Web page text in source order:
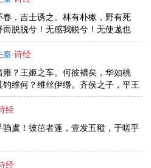
，吉士诱之。林有朴樕，野有死
脱脱兮！无感我帨兮！无使尨也
秦·诗经
？王姬之车。何彼襛矣，华如桃
维何？维丝伊缗。齐侯之子，平王
经
虞！彼茁者蓬，壹发五豵，于嗟乎
经